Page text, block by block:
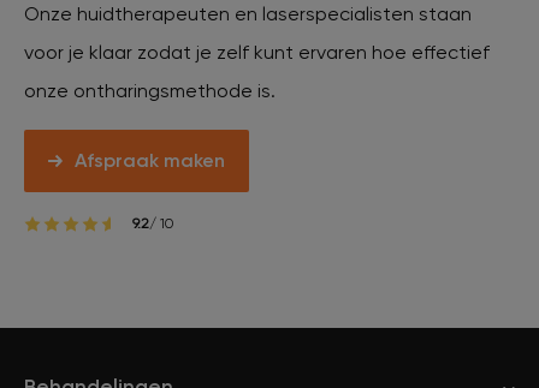
Onze huidtherapeuten en laserspecialisten staan
voor je klaar zodat je zelf kunt ervaren hoe effectief
onze ontharingsmethode is.
Afspraak maken
9.2/ 10